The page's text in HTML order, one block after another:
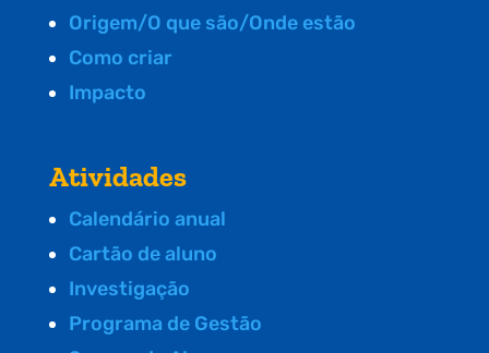
Origem/O que são/Onde estão
Como criar
Impacto
Atividades
Calendário anual
Cartão de aluno
Investigação
Programa de Gestão